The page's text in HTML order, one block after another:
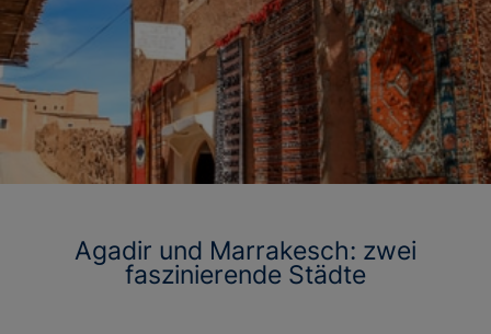
Agadir und Marrakesch: zwei
faszinierende Städte